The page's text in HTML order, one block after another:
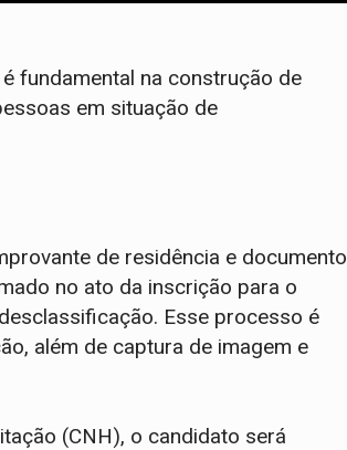
fundamental na construção de
em situação de
de residência e documento
no ato da inscrição para o
Esse processo é
além de captura de imagem e
(CNH), o candidato será